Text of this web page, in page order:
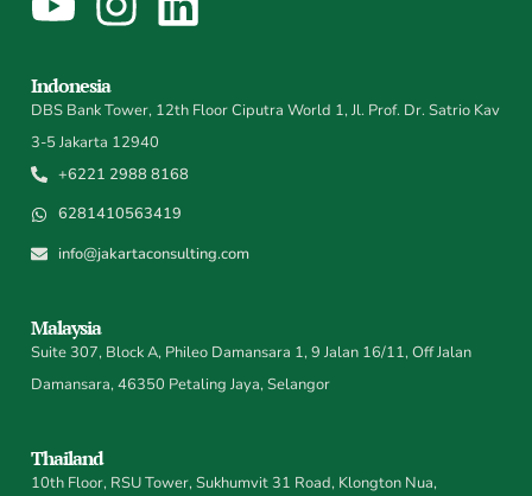
Indonesia
DBS Bank Tower, 12th Floor Ciputra World 1, Jl. Prof. Dr. Satrio Kav
3-5 Jakarta 12940
+6221 2988 8168
6281410563419
info@jakartaconsulting.com
Malaysia
Suite 307, Block A, Phileo Damansara 1, 9 Jalan 16/11, Off Jalan
Damansara, 46350 Petaling Jaya, Selangor
Thailand
10th Floor, RSU Tower, Sukhumvit 31 Road, Klongton Nua,